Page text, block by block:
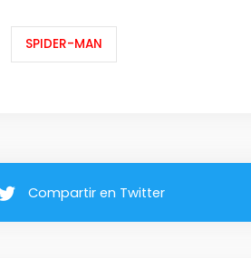
SPIDER-MAN
Compartir en Twitter